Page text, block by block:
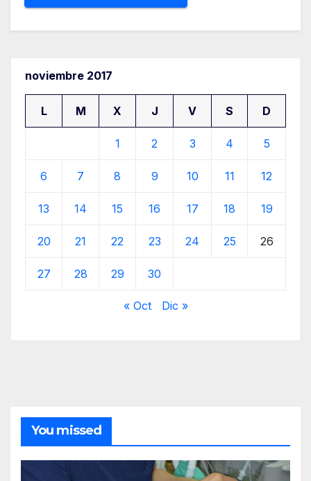
noviembre 2017
L M X J V S D
1 2 3 4 5
6 7 8 9 10 11 12
13 14 15 16 17 18 19
20 21 22 23 24 25 26
27 28 29 30
« Oct Dic »
You missed